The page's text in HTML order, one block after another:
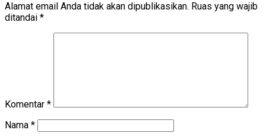
Alamat email Anda tidak akan dipublikasikan. Ruas yang wajib
ditandai *
Komentar *
Nama *